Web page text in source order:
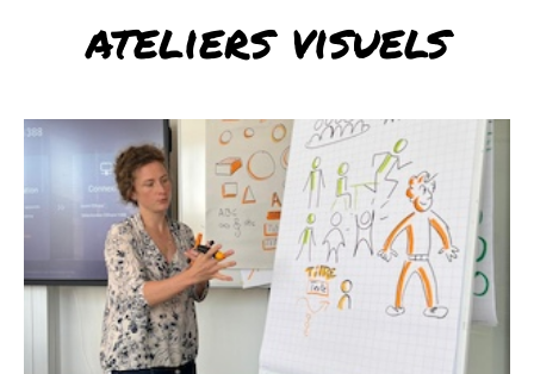
ateliers visuels